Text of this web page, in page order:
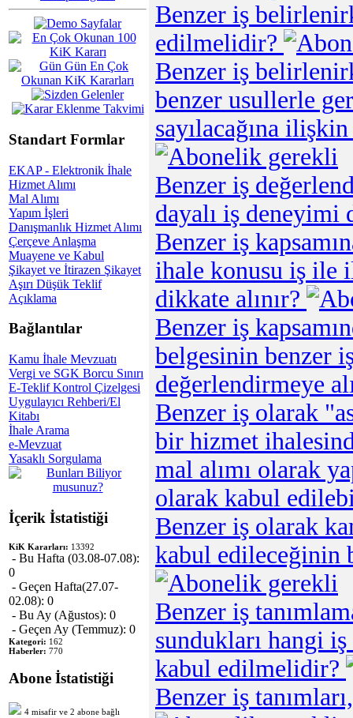
Standart Formlar
EKAP - Elektronik İhale
Hizmet Alımı
Mal Alımı
Yapım İşleri
Danışmanlık Hizmet Alımı
Çerçeve Anlaşma
Muayene ve Kabul
Şikayet ve İtirazen Şikayet
Aşırı Düşük Teklif
Açıklama
Bağlantılar
Kamu İhale Mevzuatı
Vergi ve SGK Borcu Sınırı
E-Teklif Kontrol Çizelgesi
Uygulayıcı Rehberi/El
Kitabı
İhale Arama
e-Mevzuat
Yasaklı Sorgulama
İçerik İstatistiği
KiK Kararları: 13392
- Bu Hafta (03.08-07.08):
0
- Geçen Hafta(27.07-
02.08): 0
- Bu Ay (Ağustos): 0
- Geçen Ay (Temmuz): 0
Kategori: 162
Haberler: 770
Abone İstatistiği
4 misafir ve 2 abone bağlı
Benzer iş
edilmelidir?
Benzer iş
benzer usullerle
sayılacağına
Benzer iş
dayalı iş deneyimi
Benzer iş
ihale konusu iş ile
dikkate alınır?
Benzer iş
belgesinin benzer
değerlendirmeye
Benzer iş olarak
bir hizmet
mal alımı olarak
olarak kabul
Benzer iş olarak
kabul edileceğinin
Benzer iş
sundukları hangi
kabul edilmelidir?
Benzer iş